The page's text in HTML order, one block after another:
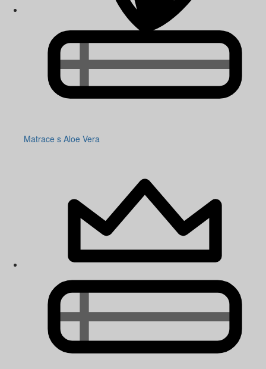
Matrace s Aloe Vera